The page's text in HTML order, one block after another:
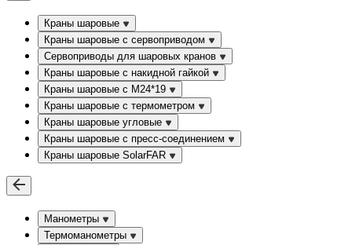
Краны шаровые
Краны шаровые с сервоприводом
Сервоприводы для шаровых кранов
Краны шаровые с накидной гайкой
Краны шаровые с М24*19
Краны шаровые с термометром
Краны шаровые угловые
Краны шаровые c пресс-соединением
Краны шаровые SolarFAR
Манометры
Термоманометры